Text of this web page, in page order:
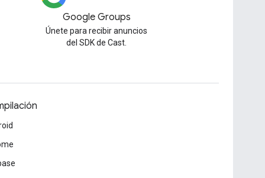
Google Groups
Únete para recibir anuncios
del SDK de Cast.